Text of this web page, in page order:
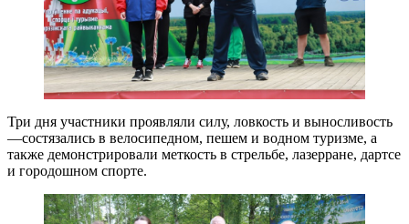
Три дня участники проявляли силу, ловкость и выносливость
—состязались в велосипедном, пешем и водном туризме, а
также демонстрировали меткость в стрельбе, лазерране, дартсе
и городошном спорте.